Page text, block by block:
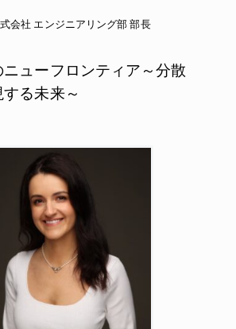
会社 エンジニアリング部 部長
ューフロンティア～分散
る未来～